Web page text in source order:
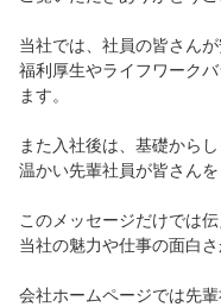
当社では、社員の皆さん
福利厚生やライフワーク
ます。
また入社後は、基礎から
温かい先輩社員が皆さん
このメッセージだけでは伝
当社の魅力や仕事の面白
会社ホームページでは先